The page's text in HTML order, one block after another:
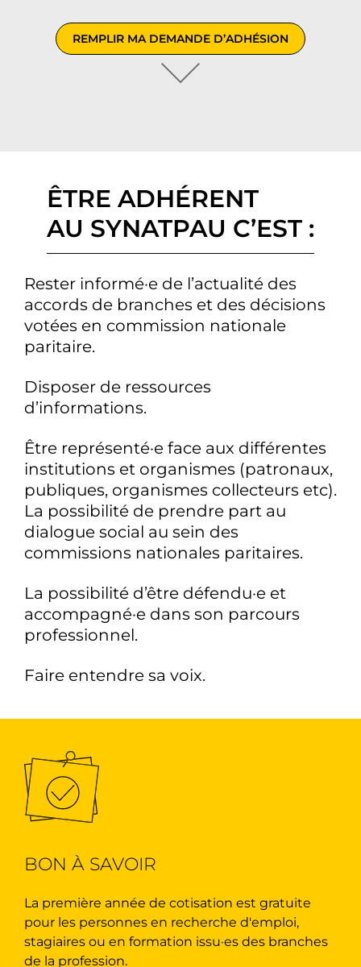
REMPLIR MA DEMANDE D’ADHÉSION
ÊTRE ADHÉRENT
AU SYNATPAU C’EST :
Rester informé·e de l’actualité des
accords de branches et des décisions
votées en commission nationale
paritaire.
Disposer de ressources
d’informations.
Être représenté·e face aux différentes
institutions et organismes (patronaux,
publiques, organismes collecteurs etc).
La possibilité de prendre part au
dialogue social au sein des
commissions nationales paritaires.
La possibilité d’être défendu·e et
accompagné·e dans son parcours
professionnel.
Faire entendre sa voix.
BON À SAVOIR
La première année de cotisation est gratuite
pour les personnes en recherche d'emploi,
stagiaires ou en formation issu·es des branches
de la profession.